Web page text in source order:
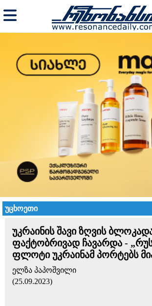
უცხოეთი
უკრაინის შავი ზღვის
ფაქტობრივად ჩავარდა -
ფლოტი უკრაინამ პორტებს
ელზა პაპოშვილი
(25.09.2023)